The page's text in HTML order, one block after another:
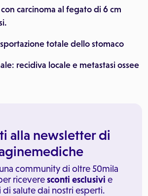
carcinoma al fegato di 6 cm
totale dello stomaco
recidiva locale e metastasi ossee
alla newsletter di
community di oltre 50mila
riceveresconti esclusivi e
di salute dai nostri esperti.